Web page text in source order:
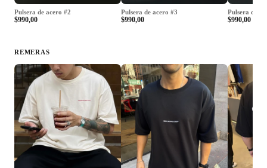
Pulsera de acero #2
$990,00
Pulsera de acero #3
$990,00
Pulsera
$990,00
REMERAS